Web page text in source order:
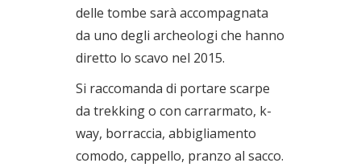
delle tombe sarà accompagnata
da uno degli archeologi che hanno
diretto lo scavo nel 2015.
Si raccomanda di portare scarpe
da trekking o con carrarmato, k-
way, borraccia, abbigliamento
comodo, cappello, pranzo al sacco.